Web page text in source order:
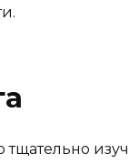
тщательно